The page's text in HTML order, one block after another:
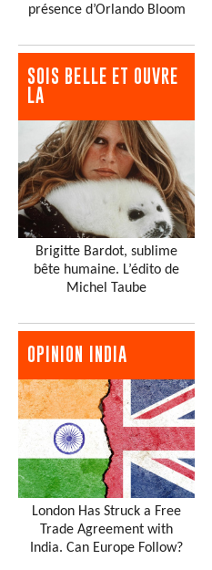
présence d’Orlando Bloom
SOIS BELLE ET OUVRE
LA
Brigitte Bardot, sublime
bête humaine. L’édito de
Michel Taube
OPINION INDIA
London Has Struck a Free
Trade Agreement with
India. Can Europe Follow?